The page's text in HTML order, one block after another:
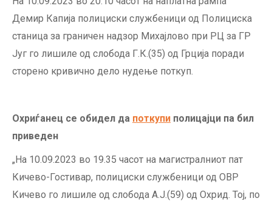
Демир Капија полициски службеници од Полициска
станица зa граничен надзор Михајлово при РЦ за ГР
Југ го лишиле од слобода Г.К.(35) од Грција поради
сторено кривично дело нудење поткуп.
Охриѓанец се обидел да поткупи полицајци па бил
приведен
„На 10.09.2023 во 19.35 часот на магистралниот пат
Кичево-Гостивар, полициски службеници од ОВР
Кичево го лишиле од слобода А.Ј.(59) од Охрид. Тој, по